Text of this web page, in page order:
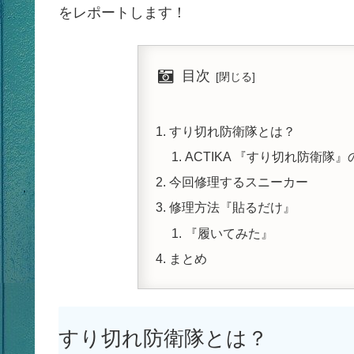
をレポートします！
目次
すり切れ防衛隊とは？
ACTIKA 『すり切れ防衛隊』
今回修理するスニーカー
修理方法『貼るだけ』
『履いてみた』
まとめ
すり切れ防衛隊とは？